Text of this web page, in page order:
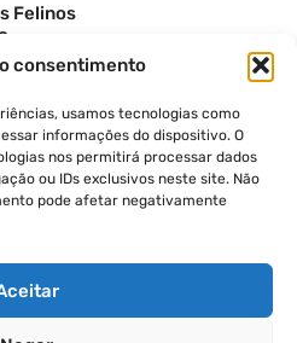
consentimento
usamos tecnologias como
informações do dispositivo. O
nos permitirá processar dados
ou IDs exclusivos neste site. Não
pode afetar negativamente
Felinos
8/8 Abre
De
Massa
PROPÓSITO
Pelo